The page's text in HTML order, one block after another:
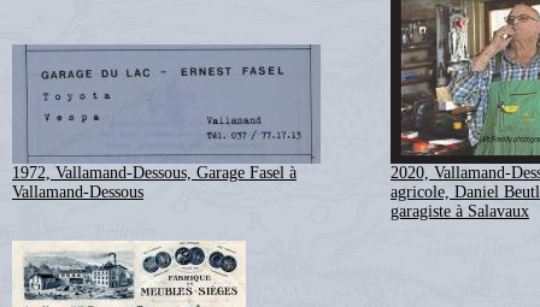
1972, Vallamand-Dessous, Garage Fasel à
Vallamand-Dessous
2020, Vallamand-
agricole, Daniel
garagiste à Salavaux